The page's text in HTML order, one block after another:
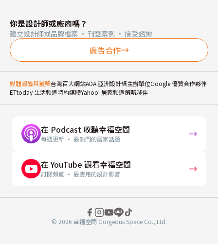
你是設計師或廠商嗎？
建立設計師或品牌檔案 · 刊登案例 · 接受諮詢
廣告合作
媒體報導與獲獎台灣百大網站ADA 亞洲設計獎主辦單位Google 優質合作夥伴
ETtoday 生活頻道特約媒體Yahoo! 居家頻道策略夥伴
在 Podcast 收聽幸福空間
每週更新 · 最熱門的居家話題
在 YouTube 觀看幸福空間
訂閱頻道 · 最實用的設計影音
© 2026 幸福空間 Gorgeous Space Co., Ltd.